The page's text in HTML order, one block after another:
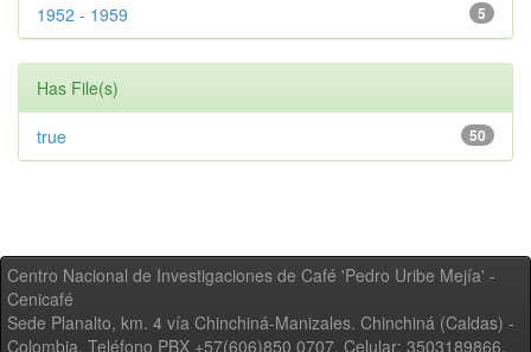
5
1952 - 1959
Has File(s)
50
true
Centro Nacional de Investigaciones de Café 'Pedro Uribe Mejía' -
Cenicafé
Sede Planalto, km. 4 vía Chinchiná-Manizales. Chinchiná (Caldas) -
Colombia, Teléfono PBX +57(606)850 0707, Celular: 3503189866,